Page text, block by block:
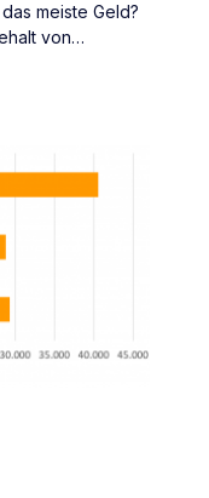
meiste Geld?
von